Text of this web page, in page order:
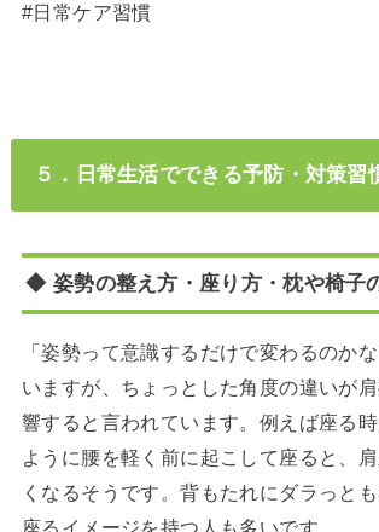
#日常ケア習慣
５．日常生活でできる予防・対策習
◆ 姿勢の整え方・座り方・枕や椅子
「姿勢って意識するだけで変わるのか
いますが、ちょっとした角度の違いが
響すると言われています。例えば座る
ように腰を軽く前に起こして座ると、
くなるそうです。背もたれにダラっと
座るイメージを持つ人も多いです。